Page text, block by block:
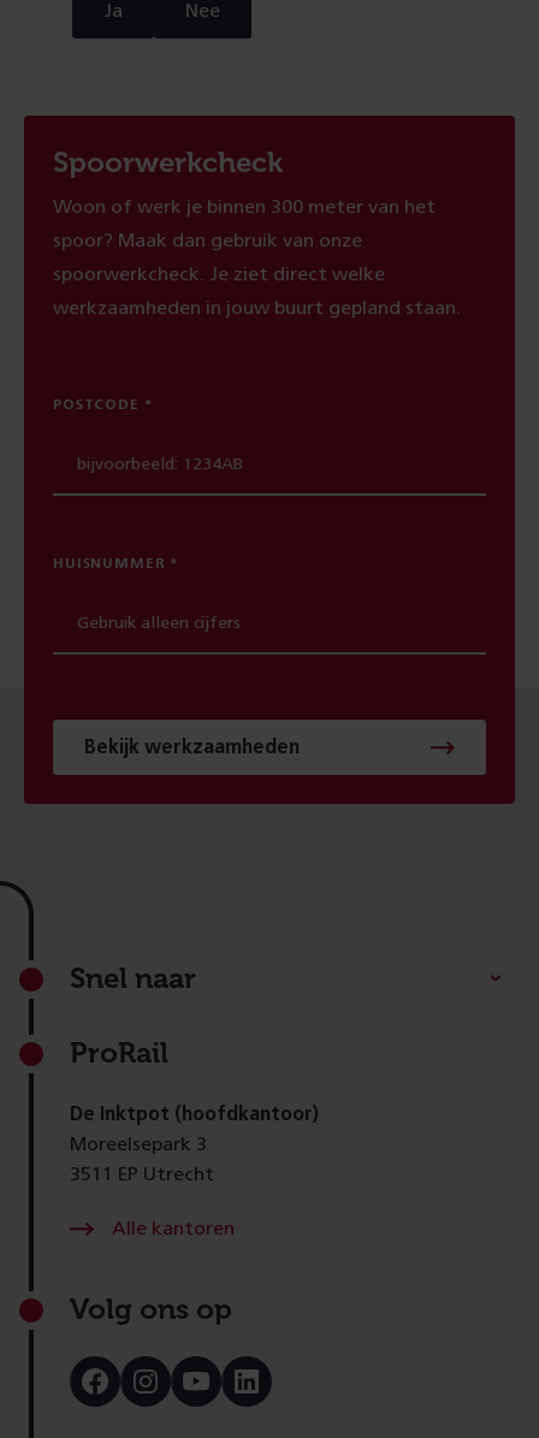
Ja Nee
Spoorwerkcheck
Woon of werk je binnen 300 meter van het
spoor? Maak dan gebruik van onze
spoorwerkcheck. Je ziet direct welke
werkzaamheden in jouw buurt gepland staan.
POSTCODE
HUISNUMMER
Bekijk werkzaamheden
Footer
Snel naar
ProRail
De Inktpot (hoofdkantoor)
Moreelsepark 3
3511 EP Utrecht
Alle kantoren
Volg ons op
Bezoek
onze
Bezoek
onze
Bezoek
onze
Bezoek
onze